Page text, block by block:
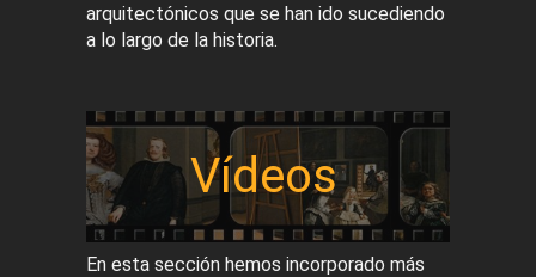
arquitectónicos que se han ido sucediendo
a lo largo de la historia.
Vídeos
En esta sección hemos incorporado más